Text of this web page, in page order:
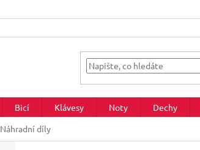
Bicí Klávesy Noty Dechy
Náhradní díly